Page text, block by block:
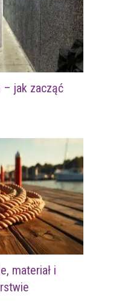
jak zacząć
materiał i